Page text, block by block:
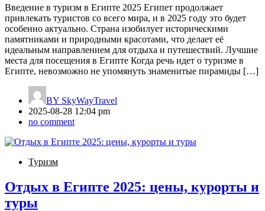
Введение в туризм в Египте 2025 Египет продолжает
привлекать туристов со всего мира, и в 2025 году это будет
особенно актуально. Страна изобилует историческими
памятниками и природными красотами, что делает её
идеальным направлением для отдыха и путешествий. Лучшие
места для посещения в Египте Когда речь идет о туризме в
Египте, невозможно не упомянуть знаменитые пирамиды […]
BY SkyWayTravel
2025-08-28 12:04 pm
no comment
Туризм
Отдых в Египте 2025: цены, курорты и
туры